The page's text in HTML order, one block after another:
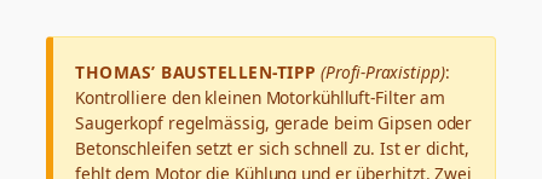
THOMAS’ BAUSTELLEN-TIPP (Profi-Praxistipp):
Kontrolliere den kleinen Motorkühlluft-Filter am
Saugerkopf regelmässig, gerade beim Gipsen oder
Betonschleifen setzt er sich schnell zu. Ist er dicht,
fehlt dem Motor die Kühlung und er überhitzt. Zwei